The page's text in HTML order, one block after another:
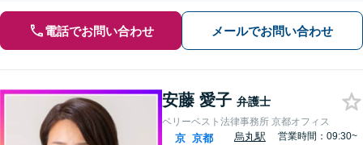
電話でお問い合わせ メールでお問い合わせ
安藤 愛子 弁護士
ベリーベスト法律事務所 京都オフィス
京 京都
烏丸駅
営業時間：09:30~